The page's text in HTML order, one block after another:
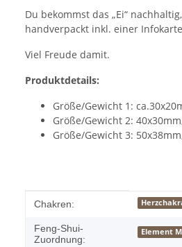
Du bekommst das „Ei“
handverpackt inkl. einer
Viel Freude damit.
Produktdetails:
Größe/Gewicht 1:
Größe/Gewicht 2:
Größe/Gewicht 3:
Produkteigenschaft
Wert
Chakren:
Feng-Shui-
Zuordnung:
Element